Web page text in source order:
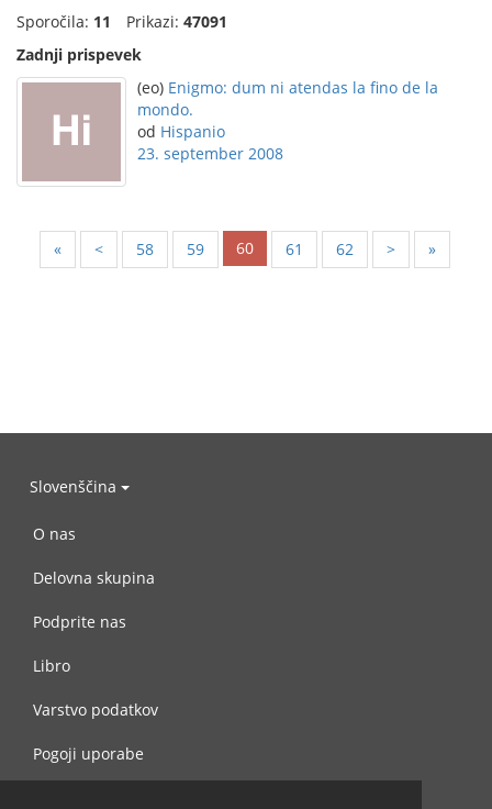
Sporočila: 11 Prikazi: 47091
Zadnji prispevek
(eo) Enigmo: dum ni atendas la fino de la
mondo.
od Hispanio
23. september 2008
« < 58 59 60 61 62 > »
Slovenščina
O nas
Delovna skupina
Podprite nas
Libro
Varstvo podatkov
Pogoji uporabe